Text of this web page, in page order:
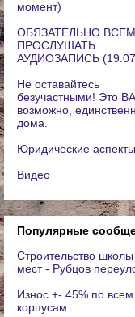
момент)
ОБЯЗАТЕЛЬНО ВСЕМ
ПРОСЛУШАТЬ
АУДИОЗАПИСЬ
Не оставайтесь
безучастными! Это
возможно,
дома.
Юридические аспекты
Видео
Популярные
Строительство
мест - Рубцов
Износ +- 45% по всем
корпусам